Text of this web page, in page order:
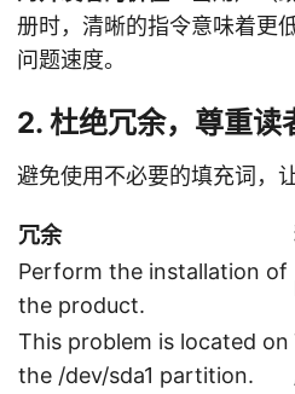
册时，清晰的指令意味着更
问题速度。
2. 杜绝冗余，尊重读
避免使用不必要的填充词，
冗余
Perform the installation of
the product.
This problem is located on
the /dev/sda1 partition.